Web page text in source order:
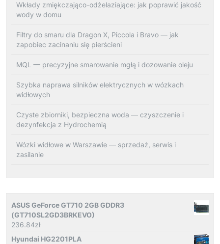
Wkłady zmiękczająco-odżelaziające: jak poprawić jakość
wody w domu
Filtry do smaru dla Dragon X, Piccola i Bravo — jak
zapobiec zacinaniu się pierścieni
MQL — precyzyjne smarowanie mgłą i dozowanie oleju
Szybka naprawa silników elektrycznych w wózkach
widłowych
Czyste zbiorniki, bezpieczna woda — czyszczenie i
dezynfekcja z Hydrochemią
Wózki widłowe w Warszawie — sprzedaż, serwis i
zasilanie
ASUS GeForce GT710 2GB GDDR3
(GT710SL2GD3BRKEVO)
236.84zł
Hyundai HG2201PLA